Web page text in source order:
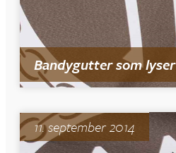
Bandygutter som lyser
11. september 2014